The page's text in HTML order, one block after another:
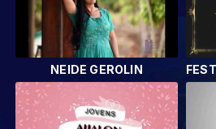
NEIDE GEROLIN